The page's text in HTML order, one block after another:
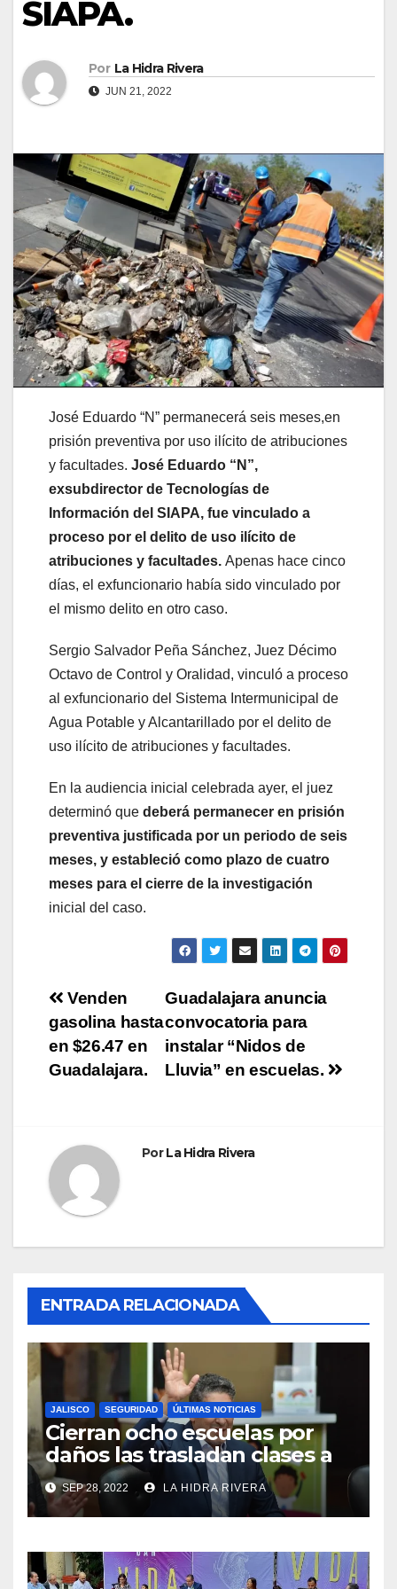
SIAPA.
Por La Hidra Rivera
JUN 21, 2022
José Eduardo “N” permanecerá seis meses,en
prisión preventiva por uso ilícito de atribuciones
y facultades. José Eduardo “N”,
exsubdirector de Tecnologías de
Información del SIAPA, fue vinculado a
proceso por el delito de uso ilícito de
atribuciones y facultades. Apenas hace cinco
días, el exfuncionario había sido vinculado por
el mismo delito en otro caso.
Sergio Salvador Peña Sánchez, Juez Décimo
Octavo de Control y Oralidad, vinculó a proceso
al exfuncionario del Sistema Intermunicipal de
Agua Potable y Alcantarillado por el delito de
uso ilícito de atribuciones y facultades.
En la audiencia inicial celebrada ayer, el juez
determinó que deberá permanecer en prisión
preventiva justificada por un periodo de seis
meses, y estableció como plazo de cuatro
meses para el cierre de la investigación
inicial del caso.
Navegación
de
entradas
Guadalajara anuncia
convocatoria para
instalar “Nidos de
Lluvia” en escuelas.
Venden
gasolina hasta
en $26.47 en
Guadalajara.
PorLa Hidra Rivera
ENTRADA RELACIONADA
JALISCO SEGURIDAD ÚLTIMAS NOTICIAS
Cierran ocho escuelas por
daños las trasladan clases a
sedes alternas.
SEP 28, 2022 LA HIDRA RIVERA